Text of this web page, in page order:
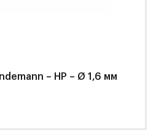
– HP – Ø 1,6 мм